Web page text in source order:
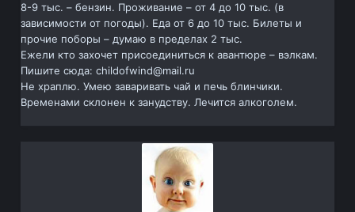
8-9 тыс. – бензин. Проживание – от 4 до 10 тыс. (в
зависимости от погоды). Еда от 6 до 10 тыс. Билеты и
прочие поборы – думаю в пределах 2 тыс.
Ежели кто захочет присоединиться к авантюре – вэлкам.
Пишите сюда: childofwind@mail.ru
Не храплю. Умею заваривать чай и печь блинчики.
Временами склонен к занудству. Лечится алкоголем.